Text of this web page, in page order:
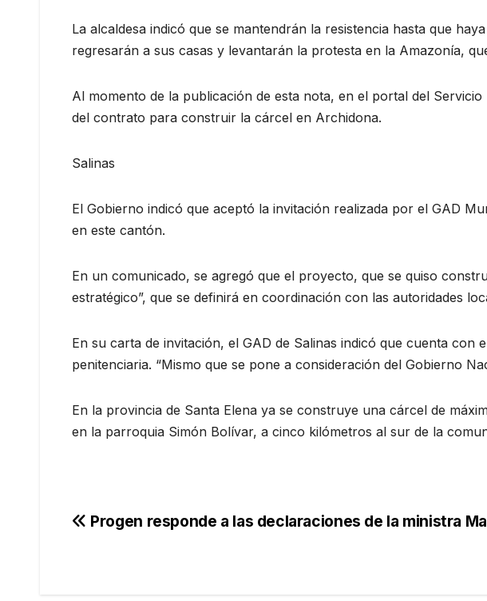
La alcaldesa indicó que se mantendrán la resistencia hasta que
regresarán a sus casas y levantarán la protesta en la Amazonía,
Al momento de la publicación de esta nota, en el portal del
del contrato para construir la cárcel en Archidona.
Salinas
El Gobierno indicó que aceptó la invitación realizada por el GAD
en este cantón.
En un comunicado, se agregó que el proyecto, que se quiso
estratégico”, que se definirá en coordinación con las autoridades
En su carta de invitación, el GAD de Salinas indicó que cuenta
penitenciaria. “Mismo que se pone a consideración del Gobierno
En la provincia de Santa Elena ya se construye una cárcel de
en la parroquia Simón Bolívar, a cinco kilómetros al sur de la
Navegación
Progen responde a las declaraciones de la ministra